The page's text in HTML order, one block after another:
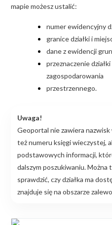
mapie możesz ustalić:
numer ewidencyjny
granice działki i
dane z ewidencji
przeznaczenie
zagospodarowania
przestrzennego.
Uwaga!
Geoportal nie zawiera nazwisk
też numeru księgi wieczystej,
podstawowych informacji,
dalszym poszukiwaniu. Można
sprawdzić, czy działka ma
znajduje się na obszarze